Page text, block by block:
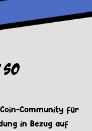
so
Community für
in Bezug auf